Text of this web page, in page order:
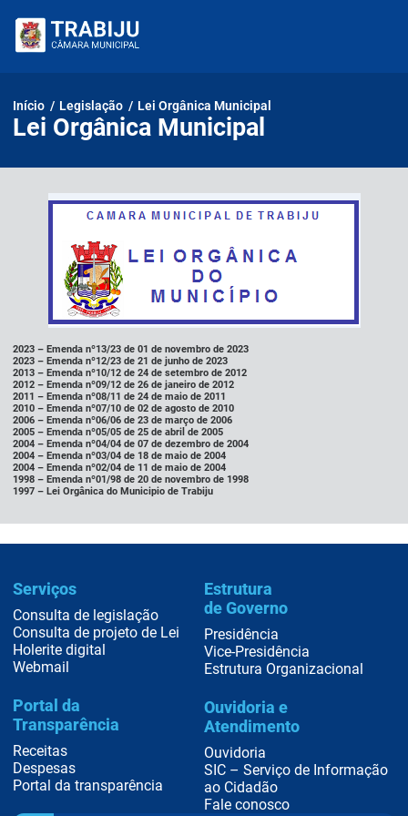
para
conteúdo
Início / Legislação / Lei Orgânica Municipal
Lei Orgânica Municipal
2023 – Emenda nº13/23 de 01 de novembro de 2023
2023 – Emenda nº12/23 de 21 de junho de 2023
2013 – Emenda nº10/12 de 24 de setembro de 2012
2012 – Emenda nº09/12 de 26 de janeiro de 2012
2011 – Emenda nº08/11 de 24 de maio de 2011
2010 – Emenda nº07/10 de 02 de agosto de 2010
2006 – Emenda nº06/06 de 23 de março de 2006
2005 – Emenda nº05/05 de 25 de abril de 2005
2004 – Emenda nº04/04 de 07 de dezembro de 2004
2004 – Emenda nº03/04 de 18 de maio de 2004
2004 – Emenda nº02/04 de 11 de maio de 2004
1998 – Emenda nº01/98 de 20 de novembro de 1998
1997 – Lei Orgânica do Municipio de Trabiju
Serviços
Consulta de legislação
Consulta de projeto de Lei
Holerite digital
Webmail
Portal da
Transparência
Receitas
Despesas
Portal da transparência
Estrutura
de Governo
Presidência
Vice-Presidência
Estrutura Organizacional
Ouvidoria e
Atendimento
Ouvidoria
SIC – Serviço de Informação
ao Cidadão
Fale conosco